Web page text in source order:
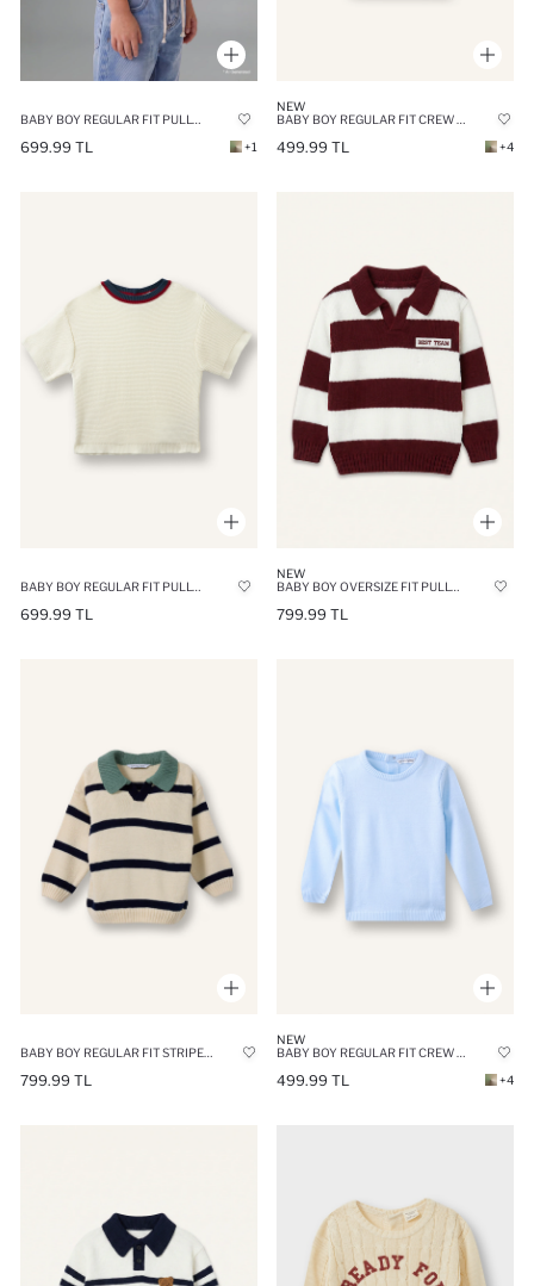
699.99 TL +1
NEW
499.99 TL +4
699.99 TL
NEW
799.99 TL
BABY BOY REGULAR FIT STRIPED APACHE NECK PULLOVER
799.99 TL
NEW
BABY BOY REGULAR FIT CREW NECK PULLOVER
499.99 TL +4